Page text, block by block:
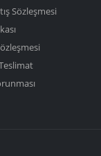
Sözleşmesi